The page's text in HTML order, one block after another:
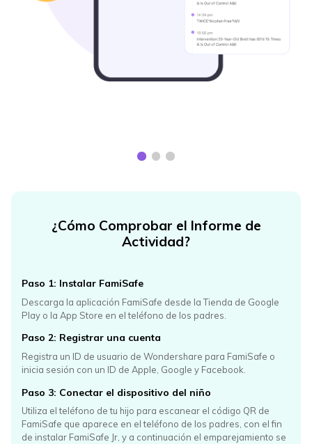
¿Cómo Comprobar el Informe de
Actividad?
Paso 1: Instalar FamiSafe
Descarga la aplicación FamiSafe desde la Tienda de Google
Play o la App Store en el teléfono de los padres.
Paso 2: Registrar una cuenta
Registra un ID de usuario de Wondershare para FamiSafe o
inicia sesión con un ID de Apple, Google y Facebook.
Paso 3: Conectar el dispositivo del niño
Utiliza el teléfono de tu hijo para escanear el código QR de
FamiSafe que aparece en el teléfono de los padres, con el fin
de instalar FamiSafe Jr, y a continuación el emparejamiento se